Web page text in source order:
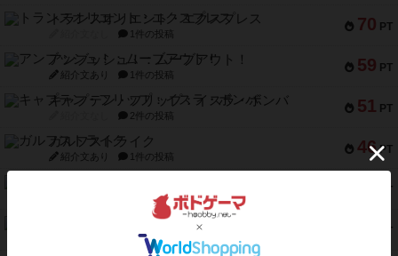
70 PT
トランスオリエント・エクスプレス
1件の投稿
59 PT
アンブッシュ！：ムーブアウト！
紹介文あり 1件の投稿
51 PT
キャプテン・フリップ：イスラ・ボンバ
2件の投稿
46 PT
ガルフストライク
紹介文あり 1件の投稿
PT
8件の投稿
PT
12件の投稿